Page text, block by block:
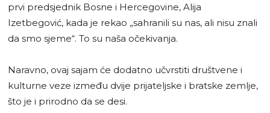
prvi predsjednik Bosne i Hercegovine, Alija
Izetbegović, kada je rekao „sahranili su nas, ali nisu znali
da smo sjeme“. To su naša očekivanja.
Naravno, ovaj sajam će dodatno učvrstiti društvene i
kulturne veze između dvije prijateljske i bratske zemlje,
što je i prirodno da se desi.